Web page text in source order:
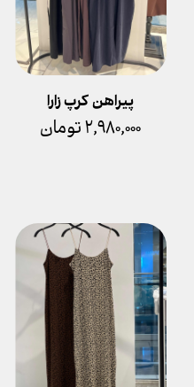
پیراهن کرپ زارا
۲,۹۸۰,۰۰۰ تومان